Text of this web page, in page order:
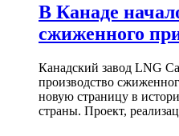
В Канаде
сжиженного
Канадский завод LNG
производство
новую страницу в
страны. Проект,